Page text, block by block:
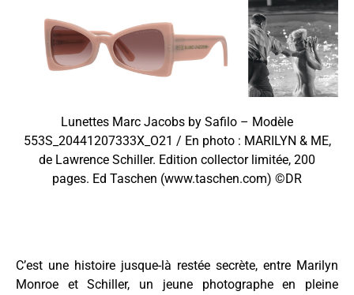
Lunettes Marc Jacobs by Safilo – Modèle
553S_20441207333X_O21 / En photo : MARILYN & ME,
de Lawrence Schiller. Edition collector limitée, 200
pages. Ed Taschen (www.taschen.com) ©DR
C’est une histoire jusque-là restée secrète, entre Marilyn
Monroe et Schiller, un jeune photographe en pleine